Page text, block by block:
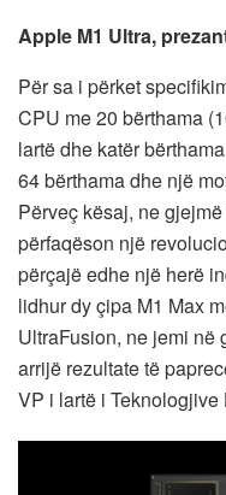
Apple M1 Ultra,
Për sa i përket
CPU me 20 bërthama
lartë dhe katër
64 bërthama dhe një
Përveç kësaj, ne
përfaqëson një
përçajë edhe një herë
lidhur dy çipa M1 Max
UltraFusion, ne jemi në
arrijë rezultate të
VP i lartë i Teknologjive